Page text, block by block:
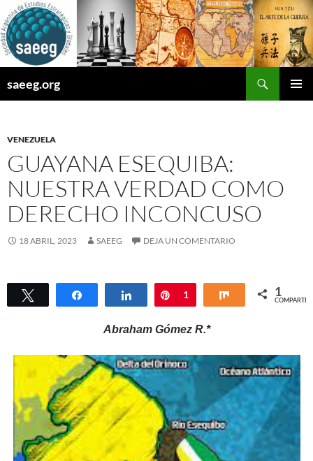
Saltar
al
contenido
saeeg.org
VENEZUELA
GUAYANA ESEQUIBA:
NUESTRA VERDAD COMO
DERECHO INCONCUSO
18 ABRIL, 2023 SAEEG DEJA UN COMENTARIO
Twittear Compartir CompartirPin
1 Compartir
1
COMPARTIR
Abraham Gómez R.*